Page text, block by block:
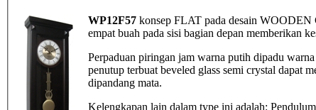
WP12F57 konsep FLAT pada desain WOODEN
empat buah pada sisi bagian depan memberikan
Perpaduan piringan jam warna putih dipadu
penutup terbuat beveled glass semi crystal dapat
dipandang mata.
Kelengkapan lain dalam type ini adalah: